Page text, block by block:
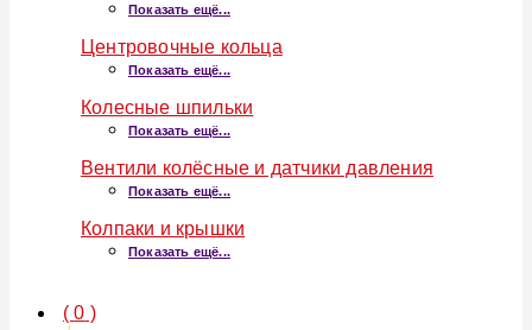
Показать ещё...
Центровочные кольца
Показать ещё...
Колесные шпильки
Показать ещё...
Вентили колёсные и датчики давления
Показать ещё...
Колпаки и крышки
Показать ещё...
(0 )